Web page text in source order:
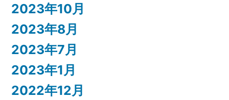
2023年10月
2023年8月
2023年7月
2023年1月
2022年12月